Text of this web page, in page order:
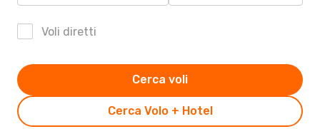
Voli diretti
Cerca Volo + Hotel
Cerca voli